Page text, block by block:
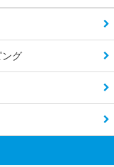
ング